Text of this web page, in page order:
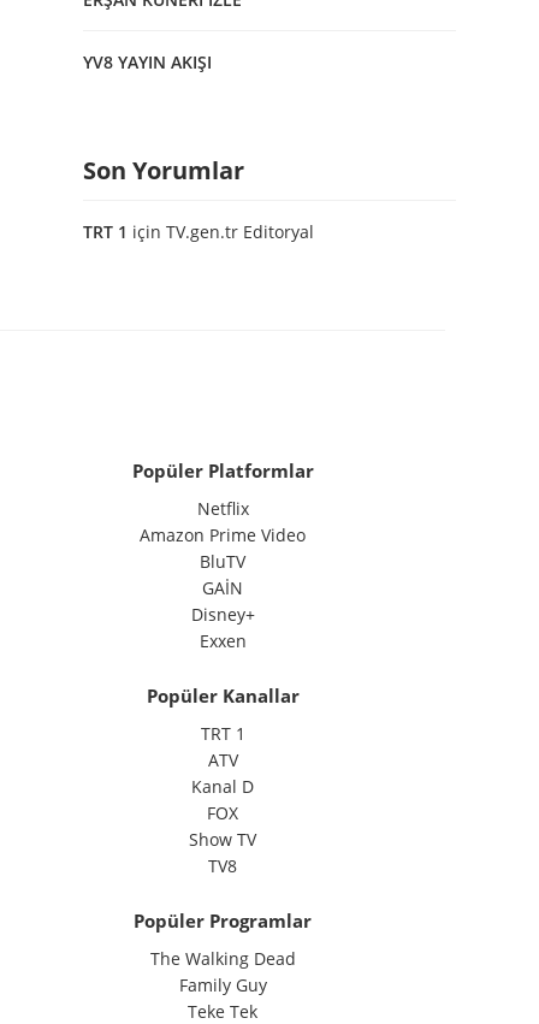
YV8 YAYIN AKIŞI
Son Yorumlar
TRT 1 için TV.gen.tr Editoryal
Popüler Platformlar
Netflix
Amazon Prime Video
BluTV
GAİN
Disney+
Exxen
Popüler Kanallar
TRT 1
ATV
Kanal D
FOX
Show TV
TV8
Popüler Programlar
The Walking Dead
Family Guy
Teke Tek